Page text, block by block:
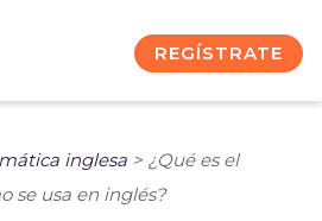
REGÍSTRATE
inglesa > ¿Qué es el
se usa en inglés?